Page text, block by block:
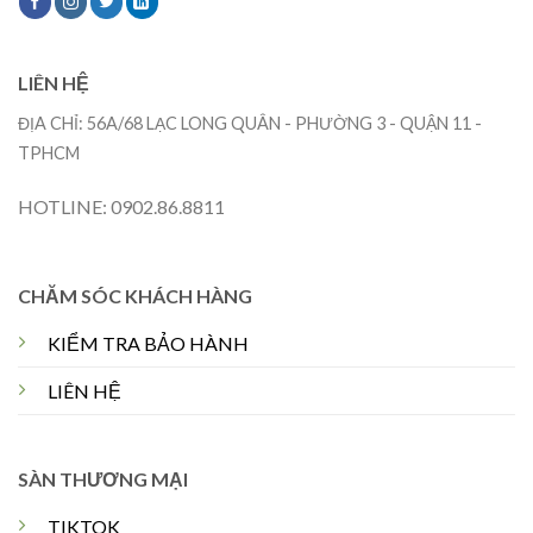
CHĂM SÓC KHÁCH HÀNG
KIỂM TRA BẢO HÀNH
LIÊN HỆ
SÀN THƯƠNG MẠI
TIKTOK
LIÊN HỆ
ĐỊA CHỈ: 56A/68 LẠC LONG QUÂN - PHƯỜNG 3 - QUẬN 11 -
TPHCM
HOTLINE: 0902.86.8811